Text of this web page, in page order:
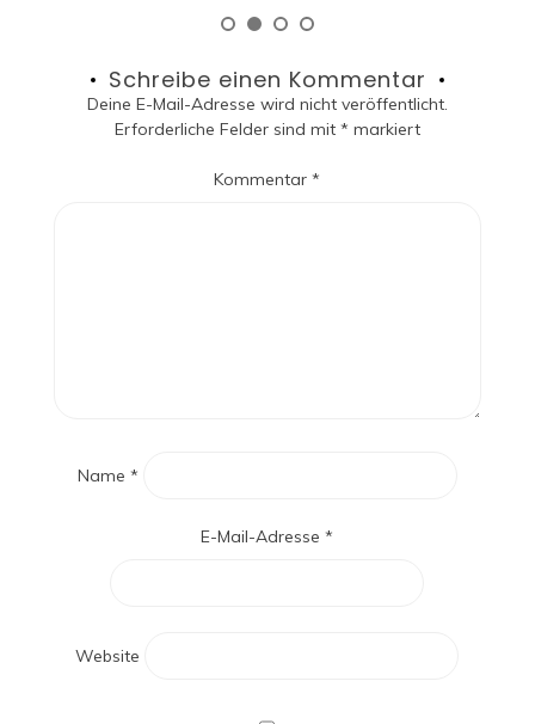
Schreibe einen Kommentar
Deine E-Mail-Adresse wird nicht veröffentlicht.
Erforderliche Felder sind mit * markiert
Kommentar*
Name *
E-Mail-Adresse*
Website